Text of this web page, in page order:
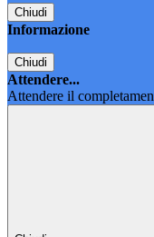
Chiudi
Informazione
Chiudi
Attendere...
Attendere il